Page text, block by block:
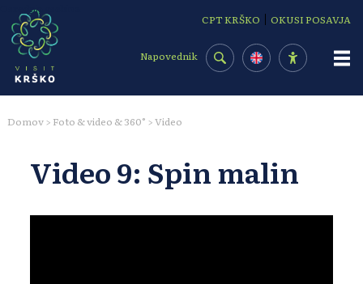
Osrednja vsebina
Napovednik
CPT KRŠKO | OKUSI POSAVJA
Domov> Foto & video & 360° >Video
Video 9: Spin malin